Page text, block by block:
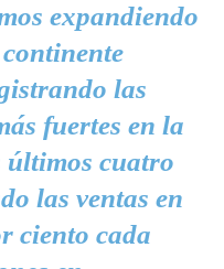
expandiendo
las
fuertes en la
cuatro
las ventas en
ciento cada